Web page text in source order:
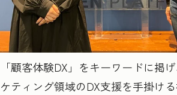
「顧客体験DX」をキーワードに掲
ケティング領域のDX支援を手掛け